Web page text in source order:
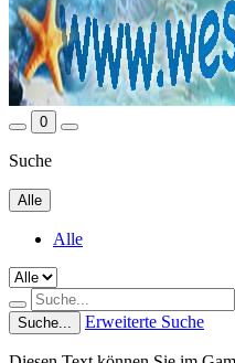
0
Suche
Alle
Alle
Suche... Erweiterte Suche